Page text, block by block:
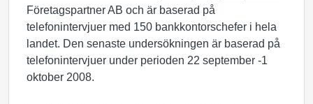
Företagspartner AB och är baserad på
telefonintervjuer med 150 bankkontorschefer i hela
landet. Den senaste undersökningen är baserad på
telefonintervjuer under perioden 22 september -1
oktober 2008.